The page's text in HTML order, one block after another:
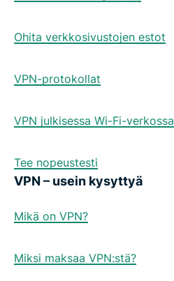
Ohita verkkosivustojen estot
VPN-protokollat
VPN julkisessa Wi-Fi-verkossa
Tee nopeustesti
VPN – usein kysyttyä
Mikä on VPN?
Miksi maksaa VPN:stä?